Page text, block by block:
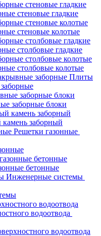
стеновые гладкие
стеновые колотые
столбовые гладкие
столбовые колотые
Плиты
заборные блоки
заборный
Решетки газонные
бетонные
Инженерные системы
водоотвода
водоотвода